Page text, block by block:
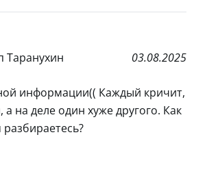
Таранухин 03.08.2025
информации(( Каждый кричит,
на деле один хуже другого. Как